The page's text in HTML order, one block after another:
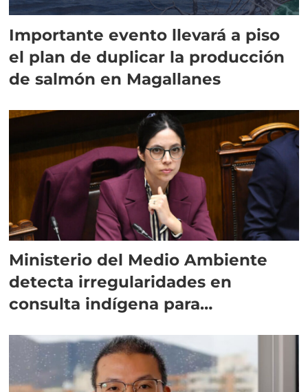
Importante evento llevará a piso
el plan de duplicar la producción
de salmón en Magallanes
Ministerio del Medio Ambiente
detecta irregularidades en
consulta indígena para